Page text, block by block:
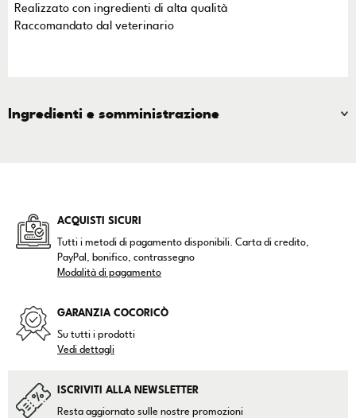
Realizzato con ingredienti di alta qualità
Raccomandato dal veterinario
Ingredienti e somministrazione
ACQUISTI SICURI
Tutti i metodi di pagamento disponibili. Carta di credito,
PayPal, bonifico, contrassegno
Modalità di pagamento
GARANZIA COCORICÒ
Su tutti i prodotti
Vedi dettagli
ISCRIVITI ALLA NEWSLETTER
Resta aggiornato sulle nostre promozioni